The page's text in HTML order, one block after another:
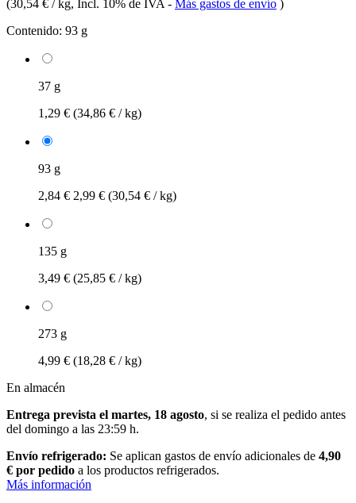
(30,54 € / kg, Incl. 10% de IVA - Más gastos de envío )
Contenido: 93 g
37 g
1,29 € (34,86 € / kg)
93 g
2,84 € 2,99 € (30,54 € / kg)
135 g
3,49 € (25,85 € / kg)
273 g
4,99 € (18,28 € / kg)
En almacén
Entrega prevista el martes, 18 agosto, si se realiza el pedido antes
del domingo a las 23:59 h.
Envío refrigerado: Se aplican gastos de envío adicionales de 4,90
€ por pedido a los productos refrigerados.
Más información